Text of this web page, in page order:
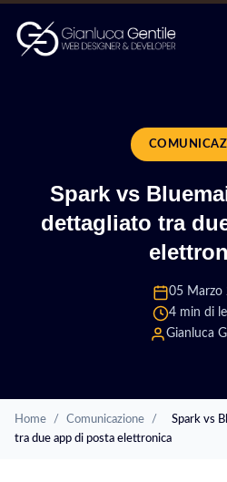
Spark vs
dettagliato tra
05 Marzo
4 min di
Gianluca
Home / Comunicazione /
Spark vs
tra due app di posta elettronica